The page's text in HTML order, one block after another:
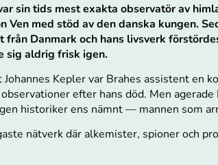
sin tids mest exakta observatör av
med stöd av den danska kungen.
Danmark och hans livsverk
sig aldrig frisk igen.
Kepler var Brahes assistent en
efter hans död. Men agerade
historiker ens nämnt — mannen som
nätverk där alkemister, spioner och